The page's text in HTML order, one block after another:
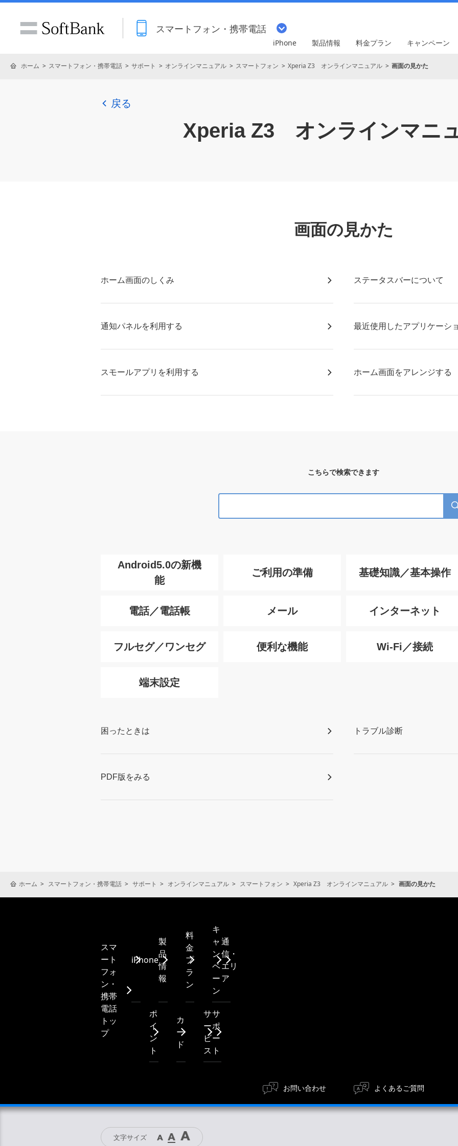
スマートフォン・携帯電話
iPhone 製品情報 料金プラン キャンペーン
ホーム スマートフォン・携帯電話 サポート オンラインマニュアル スマートフォン Xperia Z3 オンラインマニュアル 画面の見かた
戻る
Xperia Z3 オンラインマニ
画面の見かた
ホーム画面のしくみ ステータスバーについて
通知パネルを利用する 最近使用したアプリケーシ
スモールアプリを利用する ホーム画面をアレンジする
こちらで検索できます
Android5.0の新機
能
ご利用の準備 基礎知識／基本操作
電話／電話帳 メール インターネット
フルセグ／ワンセグ 便利な機能 Wi-Fi／接続
端末設定
困ったときは トラブル診断
PDF版をみる
ホーム スマートフォン・携帯電話 サポート オンラインマニュアル スマートフォン Xperia Z3 オンラインマニュアル 画面の見かた
スマ
ート
フォ
ン・
携帯
電話
トッ
プ
iPhone
製
品
情
報
料
金
プ
ラ
ン
キ
ャ
ン
ペ
ー
ン
通
信・
エリ
ア
ポ
イ
ン
ト
カ
ー
ド
サ
ー
ビ
ス
サ
ポ
ー
ト
お問い合わせ よくあるご質問
文字サイズ